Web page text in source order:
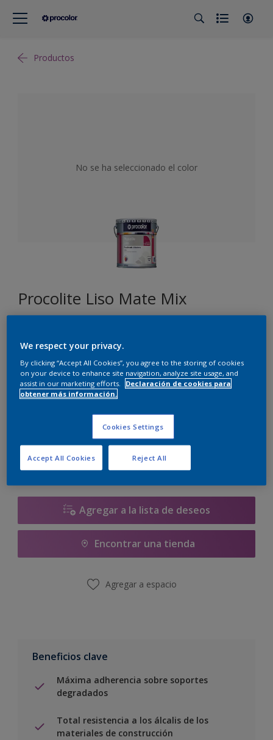
Productos
No se ha seleccionado el color
Procolite Liso Mate Mix
Seleccionar un color
Tamaño
Cantidad Calculadora de pintura
Calcular
Agregar a la lista de deseos
Encontrar una tienda
Agregar a espacio
Beneficios clave
Máxima adherencia sobre soportes
degradados
Total resistencia a los álcalis de los
materiales de construcción
We respect your privacy.
By clicking “Accept All Cookies”, you agree to the storing of cookies
on your device to enhance site navigation, analyze site usage, and
assist in our marketing efforts.
Declaración de cookies para
obtener más información.
Cookies Settings
Reject All
Accept All Cookies